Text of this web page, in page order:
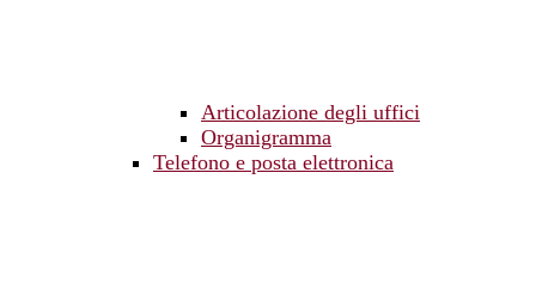
Articolazione degli uffici
Organigramma
Telefono e posta elettronica